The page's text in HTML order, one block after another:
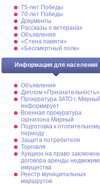
75-лет Победы
70-лет Победы
Документы
Рассказы о ветеранах
Объявления
«Стена памяти»
«Бессмертный полк»
Информация для населения
Объявления
Диплом «Признательность»
Прокуратура ЗАТО г. Мирный
информирует
Военная прокуратура
гарнизона Мирный
Подготовка к отопительному
периоду
Защита потребителя
Торговля
Аукцион на право
договора аренды
имущества
Реестр муниципальных
маршрутов